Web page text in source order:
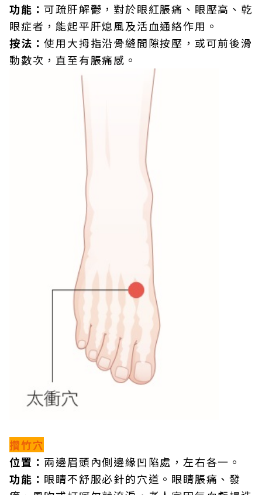
功能：可疏肝解鬱，對於眼紅脹痛、眼壓高、乾
眼症者，能起平肝熄風及活血通絡作用。
按法：使用大拇指沿骨縫間隙按壓，或可前後滑
動數次，直至有脹痛感。
攢竹穴
位置： 兩邊眉頭內側邊緣凹陷處，左右各一。
功能： 眼睛不舒服必針的穴道。眼睛脹痛、發